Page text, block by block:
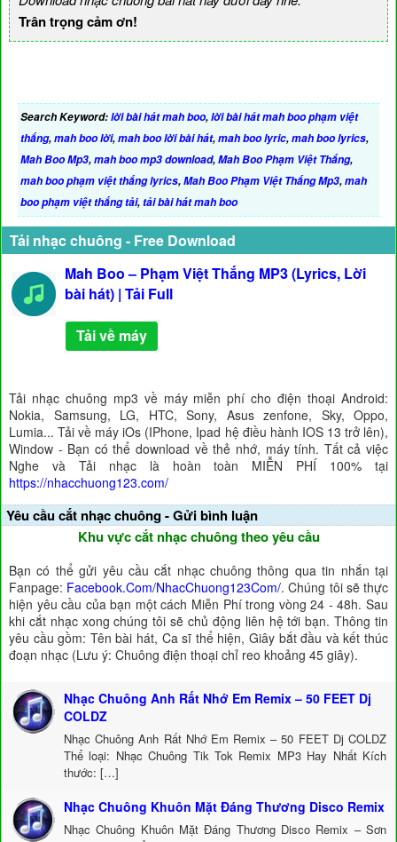
Trân trọng cảm ơn!
Search Keyword:lời bài hát mah boo,lời bài hát mah boo phạm việt
thắng,mah boo lời,mah boo lời bài hát,mah boo lyric,mah boo lyrics,
Mah Boo Mp3,mah boo mp3 download,Mah Boo Phạm Việt Thắng,
mah boo phạm việt thắng lyrics,Mah Boo Phạm Việt Thắng Mp3,mah
boo phạm việt thắng tải,tải bài hát mah boo
Tải nhạc chuông - Free Download
Mah Boo – Phạm Việt Thắng MP3 (Lyrics, Lời
bài hát) | Tải Full
Tải về máy
Tải nhạc chuông mp3 về máy miễn phí cho điện thoại Android:
Nokia, Samsung, LG, HTC, Sony, Asus zenfone, Sky, Oppo,
Lumia... Tải về máy iOs (IPhone, Ipad hệ điều hành IOS 13 trở lên),
Window - Bạn có thể download về thẻ nhớ, máy tính. Tất cả việc
Nghe và Tải nhạc là hoàn toàn MIỄN PHÍ 100% tại
https://nhacchuong123.com/
Yêu cầu cắt nhạc chuông - Gửi bình luận
Khu vực cắt nhạc chuông theo yêu cầu
Bạn có thể gửi yêu cầu cắt nhạc chuông thông qua tin nhắn tại
Fanpage: Facebook.Com/NhacChuong123Com/. Chúng tôi sẽ thực
hiện yêu cầu của bạn một cách Miễn Phí trong vòng 24 - 48h. Sau
khi cắt nhạc xong chúng tôi sẽ chủ động liên hệ tới bạn. Thông tin
yêu cầu gồm: Tên bài hát, Ca sĩ thể hiện, Giây bắt đầu và kết thúc
đoạn nhạc (Lưu ý: Chuông điện thoại chỉ reo khoảng 45 giây).
Nhạc Chuông Anh Rất Nhớ Em Remix – 50 FEET Dj
COLDZ
Nhạc Chuông Anh Rất Nhớ Em Remix – 50 FEET Dj COLDZ
Thể loại: Nhạc Chuông Tik Tok Remix MP3 Hay Nhất Kích
thước: […]
Nhạc Chuông Khuôn Mặt Đáng Thương Disco Remix
Nhạc Chuông Khuôn Mặt Đáng Thương Disco Remix – Sơn